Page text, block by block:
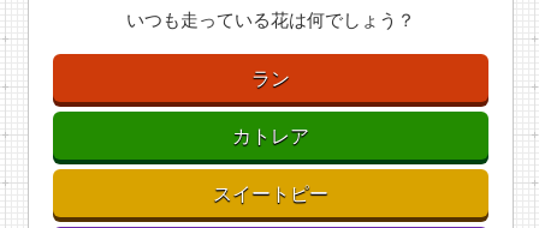
いつも走っている花は何でしょう？
ラン
カトレア
スイートピー